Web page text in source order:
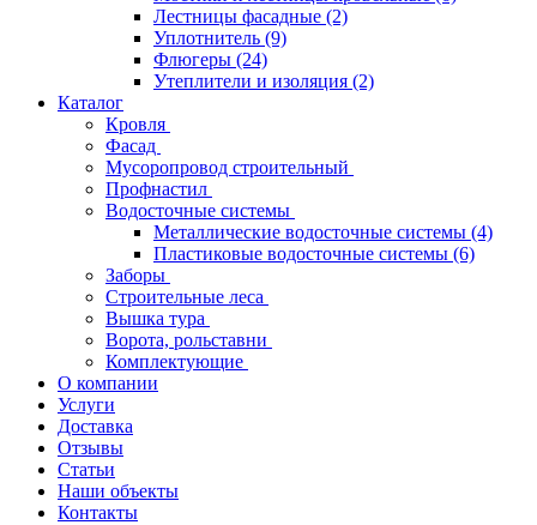
Лестницы фасадные (2)
Уплотнитель (9)
Флюгеры (24)
Утеплители и изоляция (2)
Каталог
Кровля
Фасад
Мусоропровод строительный
Профнастил
Водосточные системы
Металлические водосточные системы (4)
Пластиковые водосточные системы (6)
Заборы
Строительные леса
Вышка тура
Ворота, рольставни
Комплектующие
О компании
Услуги
Доставка
Отзывы
Статьи
Наши объекты
Контакты